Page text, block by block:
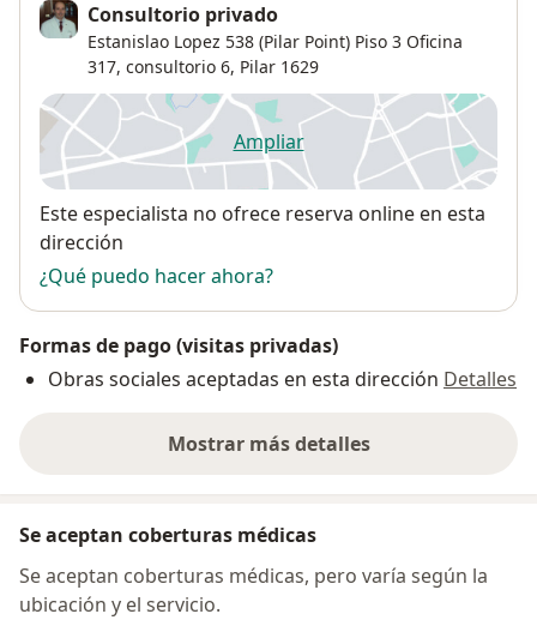
Consultorio privado
Estanislao Lopez 538 (Pilar Point) Piso 3 Oficina
317, consultorio 6, Pilar 1629
Ampliarse abre en una nueva
Disponibilidad
Este especialista no ofrece reserva online en esta
dirección
¿Qué puedo hacer ahora?
Formas de pago (visitas privadas)
Obras sociales aceptadas en esta dirección Detalles
Mostrar más detalles
sobre la dirección
Se aceptan coberturas médicas
Se aceptan coberturas médicas, pero varía según la
ubicación y el servicio.